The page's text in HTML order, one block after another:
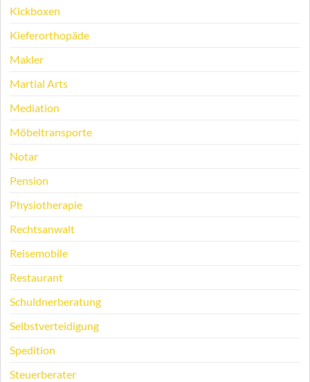
Kickboxen
Kieferorthopäde
Makler
Martial Arts
Mediation
Möbeltransporte
Notar
Pension
Physiotherapie
Rechtsanwalt
Reisemobile
Restaurant
Schuldnerberatung
Selbstverteidigung
Spedition
Steuerberater